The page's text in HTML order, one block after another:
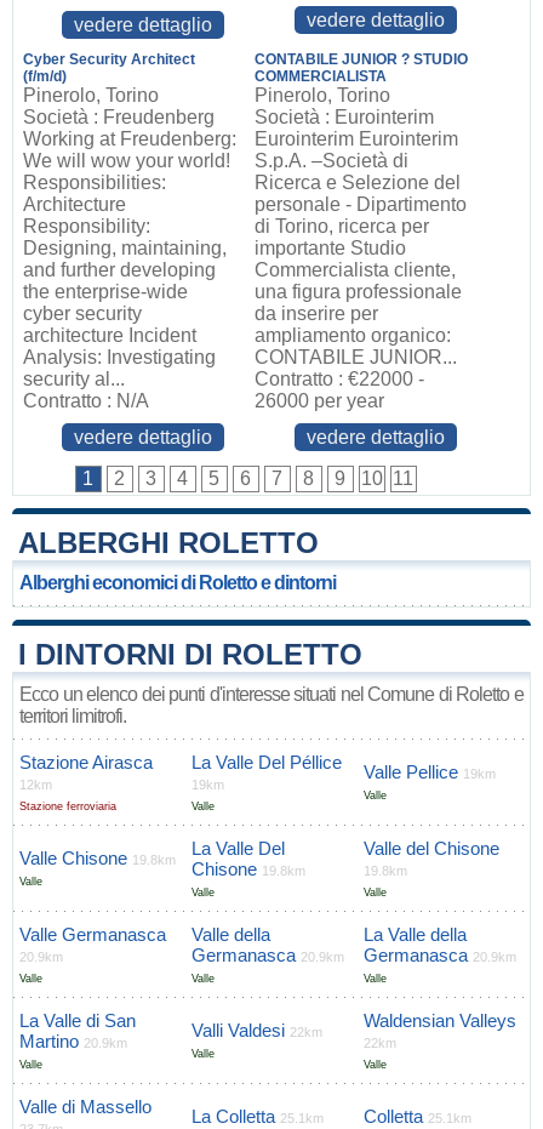
vedere dettaglio
vedere dettaglio
Cyber Security Architect
(f/m/d)
Pinerolo, Torino
Società : Freudenberg
Working at Freudenberg:
We will wow your world!
Responsibilities:
Architecture
Responsibility:
Designing, maintaining,
and further developing
the enterprise‑wide
cyber security
architecture Incident
Analysis: Investigating
security al...
Contratto : N/A
vedere dettaglio
CONTABILE JUNIOR ? STUDIO
COMMERCIALISTA
Pinerolo, Torino
Società : Eurointerim
Eurointerim Eurointerim
S.p.A. –Società di
Ricerca e Selezione del
personale - Dipartimento
di Torino, ricerca per
importante Studio
Commercialista cliente,
una figura professionale
da inserire per
ampliamento organico:
CONTABILE JUNIOR...
Contratto : €22000 -
26000 per year
vedere dettaglio
1
2 3 4 5 6 7 8 9 10 11
ALBERGHI ROLETTO
Alberghi economici di Roletto e dintorni
I DINTORNI DI ROLETTO
Ecco un elenco dei punti d'interesse situati nel Comune di Roletto e
territori limitrofi.
Stazione Airasca
12km
Stazione ferroviaria
La Valle Del Péllice
19km
Valle
Valle Pellice 19km
Valle
Valle Chisone 19.8km
Valle
La Valle Del
Chisone 19.8km
Valle
Valle del Chisone
19.8km
Valle
Valle Germanasca
20.9km
Valle
Valle della
Germanasca 20.9km
Valle
La Valle della
Germanasca 20.9km
Valle
La Valle di San
Martino 20.9km
Valle
Valli Valdesi 22km
Valle
Waldensian Valleys
22km
Valle
Valle di Massello La Colletta 25.1km Colletta 25.1km